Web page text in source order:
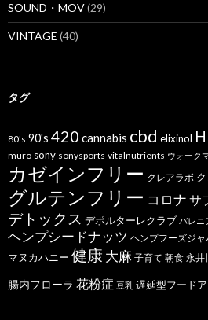
SOUND・MOV(29)
VINTAGE (40)
タグ
80's 90's 420 cannabis cbd elixinol
muro sony sonysports vitalnutrients ウォーク
カゼインフリー クレアラボ
グルテンフリー コロナ サ
デトックス デポルターレクラブ バレニ
ヘンプシードナッツ ヘンプフーズジャ
マヌカハニー 健康 大麻 子育て 朝食 永井
腸内フローラ 花粉症 豆乳 遅延型フード